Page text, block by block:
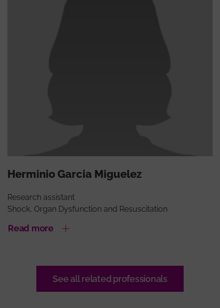
Herminio Garcia Miguelez
Research assistant
Shock, Organ Dysfunction and Resuscitation
Read more
See all related professionals